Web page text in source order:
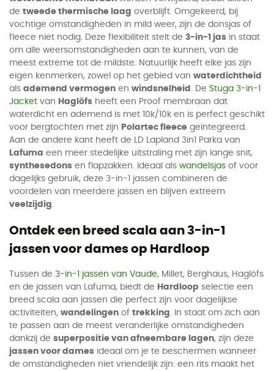
de tweede thermische laag overblijft. Omgekeerd, bij
vochtige omstandigheden in mild weer, zijn de donsjas of
fleece niet nodig. Deze flexibiliteit stelt de 3-in-1 jas in staat
om alle weersomstandigheden aan te kunnen, van de
meest extreme tot de mildste. Natuurlijk heeft elke jas zijn
eigen kenmerken, zowel op het gebied van waterdichtheid
als ademend vermogen en windsnelheid . De Stuga 3-in-1
Jacket van Haglöfs heeft een Proof membraan dat
waterdicht en ademend is met 10k/10k en is perfect geschikt
voor bergtochten met zijn Polartec fleece geïntegreerd.
Aan de andere kant heeft de LD Lapland 3in1 Parka van
Lafuma een meer stedelijke uitstraling met zijn lange snit,
synthesedons en flapzakken. Ideaal als wandelsjas of voor
dagelijks gebruik, deze 3-in-1 jassen combineren de
voordelen van meerdere jassen en blijven extreem
veelzijdig.
Ontdek een breed scala aan 3-in-1
jassen voor dames op Hardloop
Tussen de 3-in-1 jassen van Vaude, Millet, Berghaus, Haglöfs
en de jassen van Lafuma, biedt de Hardloop selectie een
breed scala aan jassen die perfect zijn voor dagelijkse
activiteiten, wandelingen of trekking. In staat om zich aan
te passen aan de meest veranderlijke omstandigheden
dankzij de superpositie van afneembare lagen, zijn deze
jassen voor dames ideaal om je te beschermen wanneer
de omstandigheden niet vriendelijk zijn: een rits maakt het